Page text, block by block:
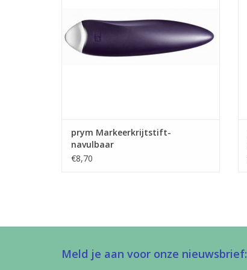
prym Markeerkrijtstift-
navulbaar
€8,70
Meld je aan voor onze nieuwsbrief: